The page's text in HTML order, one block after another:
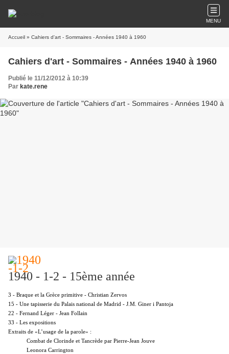
MENU
Accueil » Cahiers d'art - Sommaires - Années 1940 à 1960
Cahiers d'art - Sommaires - Années 1940 à 1960
Publié le 11/12/2012 à 10:39
Par kate.rene
1940 - 1-2 - 15ème année
3 - Braque et la Grèce primitive - Christian Zervos
15 - Une tapisserie du Palais national de Madrid - J.M. Giner i Pantoja
22 - Fernand Léger - Jean Follain
33 - Les expositions
Extraits de «L’usage de la parole» :
Combat de Clorinde et Tancrède par Pierre-Jean Jouve
Leonora Carrington